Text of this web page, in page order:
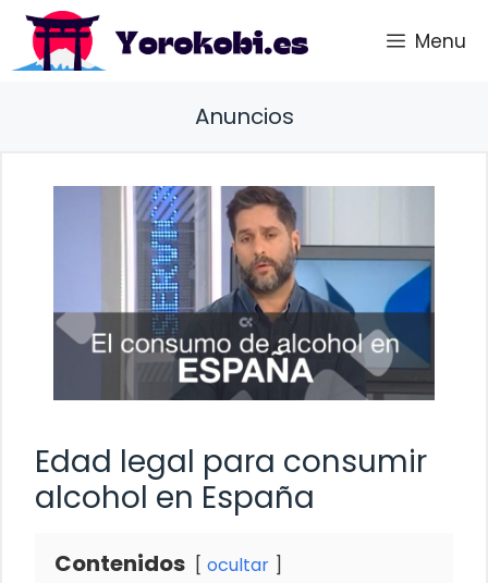
Saltar
contenido
Menu
Anuncios
Edad legal para consumir
alcohol en España
Contenidos ocultar